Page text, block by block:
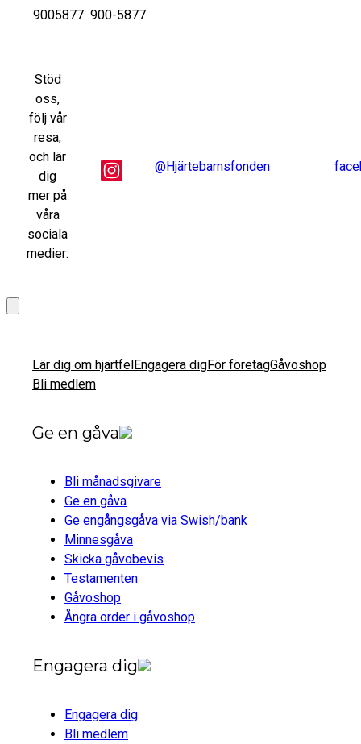
9005877 900-5877
Stöd
oss,
följ vår
resa,
och lär
dig
mer på
våra
sociala
medier:
@Hjärtebarnsfonden
Lär dig om hjärtfelEngagera digFör företagGåvoshop
Bli medlem
Ge en gåva
Bli månadsgivare
Ge en gåva
Ge engångsgåva via Swish/bank
Minnesgåva
Skicka gåvobevis
Testamenten
Gåvoshop
Ångra order i gåvoshop
Engagera dig
Engagera dig
Bli medlem